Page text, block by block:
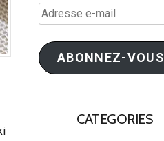
Adresse
e-
mail
ABONNEZ-VOUS
CATEGORIES